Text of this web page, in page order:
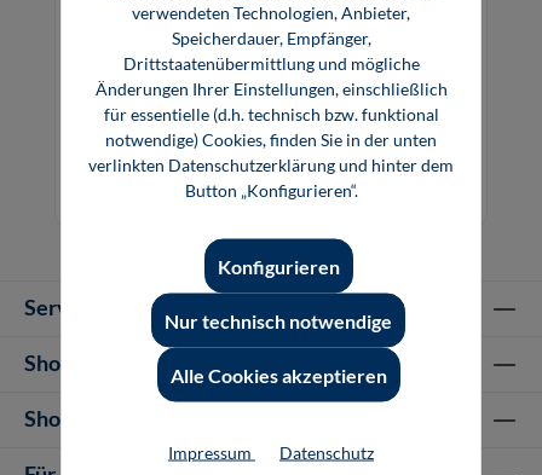
Elektrische Mess- und Regelungstechnik
23,99 €*
Service-Hotline
Shop Informationen
Shop-Service
verwendeten Technologien, Anbieter,
Speicherdauer, Empfänger,
Drittstaatenübermittlung und mögliche
Änderungen Ihrer Einstellungen, einschließlich
für essentielle (d.h. technisch bzw. funktional
notwendige) Cookies, finden Sie in der unten
verlinkten Datenschutzerklärung und hinter dem
Button „Konfigurieren“.
Nur technisch notwendige
Konfigurieren
Alle Cookies akzeptieren
Impressum Datenschutz